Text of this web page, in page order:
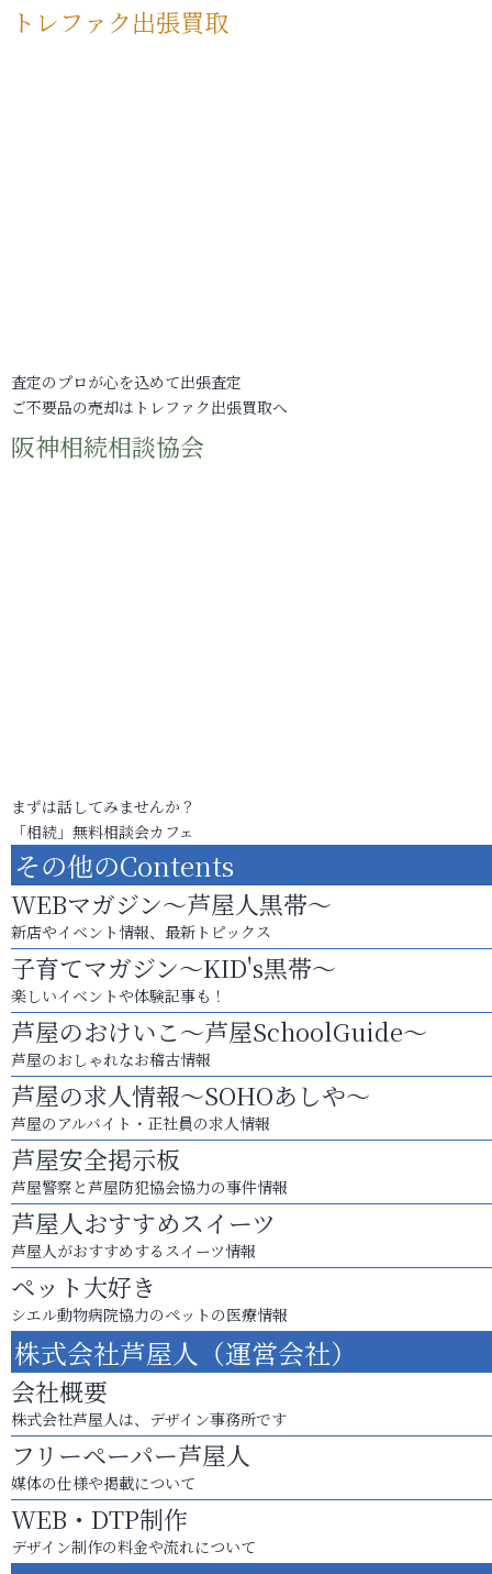
トレファク出張買取
査定のプロが心を込めて出張査定
ご不要品の売却はトレファク出張買取へ
阪神相続相談協会
まずは話してみませんか？
「相続」無料相談会カフェ
その他のContents
WEBマガジン～芦屋人黒帯～
新店やイベント情報、最新トピックス
子育てマガジン～KID's黒帯～
楽しいイベントや体験記事も！
芦屋のおけいこ～芦屋SchoolGuide～
芦屋のおしゃれなお稽古情報
芦屋の求人情報～SOHOあしや～
芦屋のアルバイト・正社員の求人情報
芦屋安全掲示板
芦屋警察と芦屋防犯協会協力の事件情報
芦屋人おすすめスイーツ
芦屋人がおすすめするスイーツ情報
ペット大好き
シエル動物病院協力のペットの医療情報
株式会社芦屋人（運営会社）
会社概要
株式会社芦屋人は、デザイン事務所です
フリーペーパー芦屋人
媒体の仕様や掲載について
WEB・DTP制作
デザイン制作の料金や流れについて